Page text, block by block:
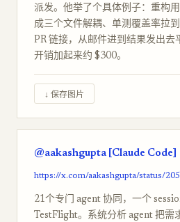
派发。他举了个具体例子：重构
成三个文件解耦、单测覆盖率拉
PR 链接，从邮件进到结果发出去
开销加起来约 $300。
↓ 保存图片
@aakashgupta [Claude Code]
https://x.com/aakashgupta/status/
21个专门 agent 协同，一个
TestFlight。系统分析 agent 把需